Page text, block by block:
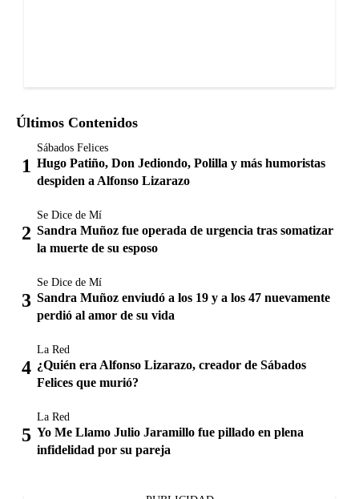
Últimos Contenidos
Sábados Felices
Hugo Patiño, Don Jediondo, Polilla y más humoristas
despiden a Alfonso Lizarazo
Se Dice de Mí
Sandra Muñoz fue operada de urgencia tras somatizar
la muerte de su esposo
Se Dice de Mí
Sandra Muñoz enviudó a los 19 y a los 47 nuevamente
perdió al amor de su vida
La Red
¿Quién era Alfonso Lizarazo, creador de Sábados
Felices que murió?
La Red
Yo Me Llamo Julio Jaramillo fue pillado en plena
infidelidad por su pareja